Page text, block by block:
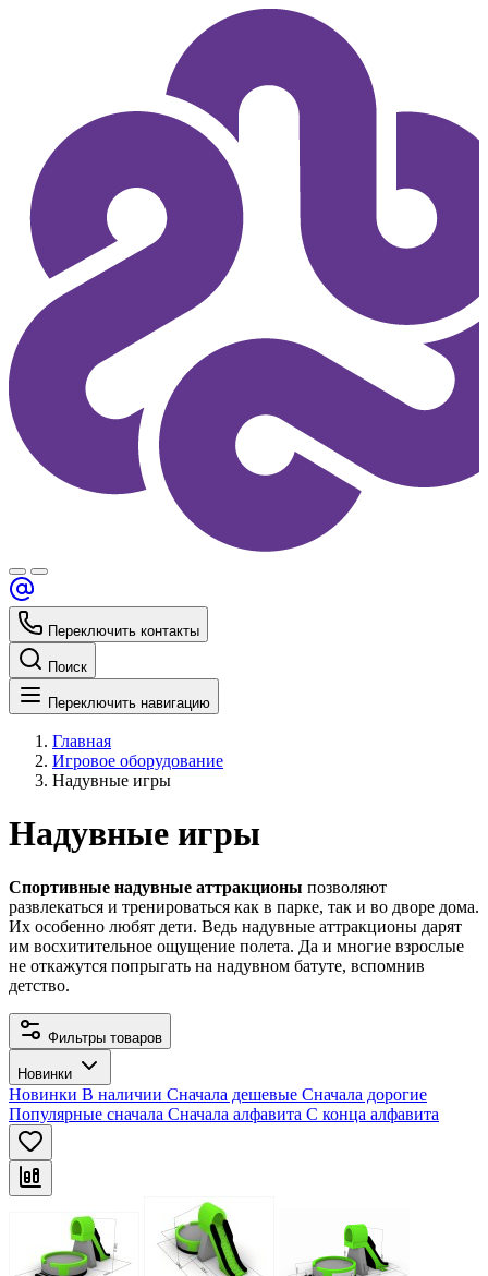
Переключить контакты
Поиск
Переключить навигацию
Главная
Игровое оборудование
Надувные игры
Надувные игры
Спортивные надувные аттракционы позволяют
развлекаться и тренироваться как в парке, так и во дворе дома.
Их особенно любят дети. Ведь надувные аттракционы дарят
им восхитительное ощущение полета. Да и многие взрослые
не откажутся попрыгать на надувном батуте, вспомнив
детство.
Фильтры товаров
Новинки
Новинки В наличии Сначала дешевые Сначала дорогие
Популярные сначала Сначала алфавита С конца алфавита